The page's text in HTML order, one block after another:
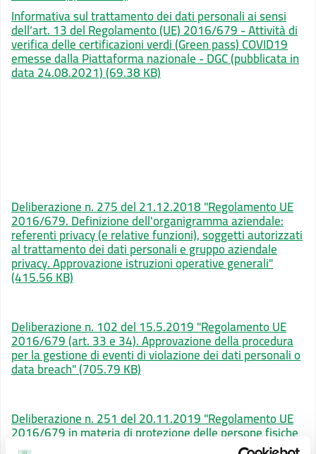
Informativa sul trattamento dei dati personali ai sensi
dell‘art. 13 del Regolamento (UE) 2016/679 - Attività di
verifica delle certificazioni verdi (Green pass) COVID19
emesse dalla Piattaforma nazionale - DGC (pubblicata in
data 24.08.2021)(69.38 KB)
Deliberazione n. 275 del 21.12.2018 "Regolamento UE
2016/679. Definizione dell'organigramma aziendale:
referenti privacy (e relative funzioni), soggetti autorizzati
al trattamento dei dati personali e gruppo aziendale
privacy. Approvazione istruzioni operative generali"
(415.56 KB)
Deliberazione n. 102 del 15.5.2019 "Regolamento UE
2016/679 (art. 33 e 34). Approvazione della procedura
per la gestione di eventi di violazione dei dati personali o
data breach"(705.79 KB)
Deliberazione n. 251 del 20.11.2019 "Regolamento UE
2016/679 in materia di protezione delle persone fisiche
con riguardo al trattamento dei dati personali (GDPR).